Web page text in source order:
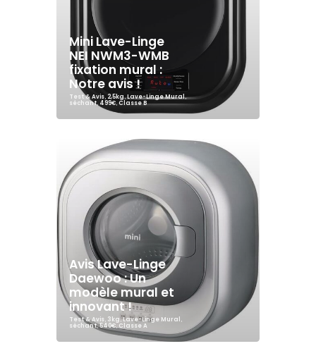
Mini Lave-Linge
NEI NWM3-WMB
fixation mural :
Notre avis !
Test & Avis, 2,5kg,Lave-Linge Mural,
séchant, 499€,Classe B
Avis Lave-Linge
Daewoo : Un
modèle mural et
innovant !
Test & Avis, 3kg ,Lave-Linge Mural ,
séchant,540€, Classe A